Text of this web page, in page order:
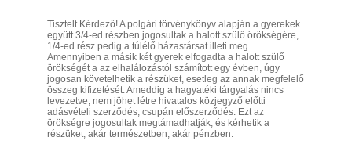
Tisztelt Kérdező! A polgári törvénykönyv alapján a gyerekek
együtt 3/4-ed részben jogosultak a halott szülő örökségére,
1/4-ed rész pedig a túlélő házastársat illeti meg.
Amennyiben a másik két gyerek elfogadta a halott szülő
örökségét a az elhalálozástól számított egy évben, úgy
jogosan követelhetik a részüket, esetleg az annak megfelelő
összeg kifizetését. Ameddig a hagyatéki tárgyalás nincs
levezetve, nem jöhet létre hivatalos közjegyző előtti
adásvételi szerződés, csupán előszerződés. Ezt az
örökségre jogosultak megtámadhatják, és kérhetik a
részüket, akár természetben, akár pénzben.